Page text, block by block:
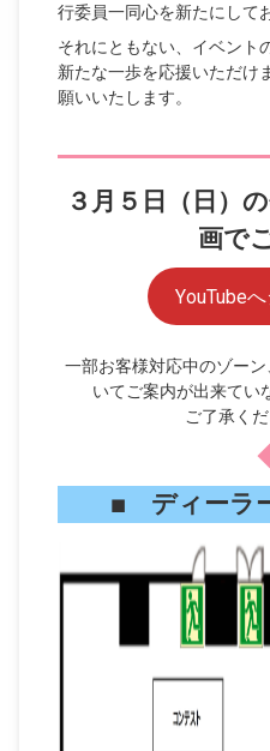
行委員一同心を新たにして
それにともない、イベント
新たな一歩を応援いただけ
願いいたします。
３月５日（日）
画で
YouTube
一部お客様対応中のゾー
いてご案内が出来てい
ご了承くだ
■ ディーラ